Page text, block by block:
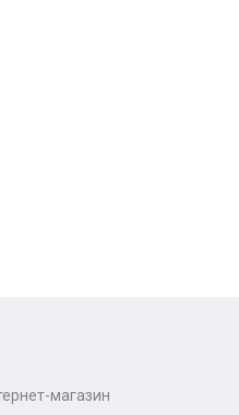
магазин